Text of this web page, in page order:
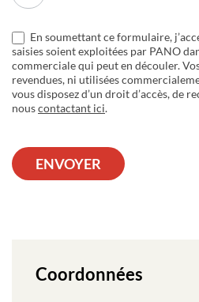
En soumettant ce formulaire,
saisies soient exploitées par PANO
commerciale qui peut en découler.
revendues, ni utilisées
vous disposez d’un droit d’accès, de
nouscontactant ici.
ENVOYER
Coordonnées